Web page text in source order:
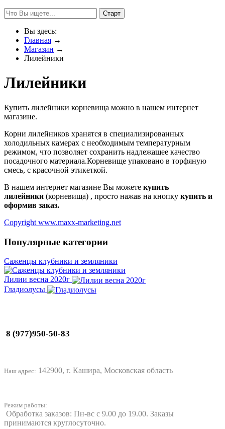
Вы здесь:
Главная →
Магазин →
Лилейники
Лилейники
Купить лилейники корневища можно в нашем интернет
магазине.
Корни лилейников хранятся в специализированных
холодильных камерах с необходимым температурным
режимом, что позволяет сохранить надлежащее качество
посадочного материала.Корневище упаковано в торфяную
смесь, с красочной этикеткой.
В нашем интернет магазине Вы можете купить
лилейники (корневища) , просто нажав на кнопку купить и
оформив заказ.
Copyright www.maxx-marketing.net
Популярные категории
Саженцы клубники и земляники
Лилии весна 2020г
Гладиолусы
8 (977)950-50-83
Наш адрес: 142900, г. Кашира, Московская область
Режим работы:
Обработка заказов: Пн-вс с 9.00 до 19.00. Заказы
принимаются круглосуточно.